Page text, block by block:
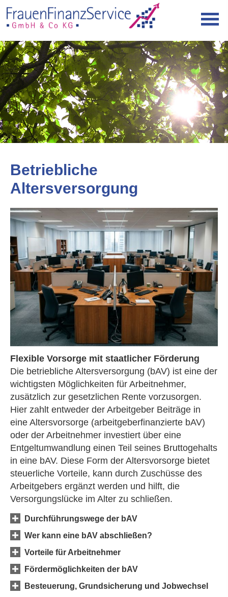
Betriebliche
Altersversorgung
Flexible Vorsorge mit staatlicher Förderung
Die betriebliche Altersversorgung (bAV) ist eine der
wichtigsten Möglichkeiten für Arbeitnehmer,
zusätzlich zur gesetzlichen Rente vorzusorgen.
Hier zahlt entweder der Arbeitgeber Beiträge in
eine Alters­vorsorge (arbeitgeberfinanzierte bAV)
oder der Arbeitnehmer investiert über eine
Entgeltumwandlung einen Teil seines Bruttogehalts
in eine bAV. Diese Form der Alters­vorsorge bietet
steuerliche Vorteile, kann durch Zuschüsse des
Arbeitgebers ergänzt werden und hilft, die
Versorgungslücke im Alter zu schließen.
Durchführungswege der bAV
Wer kann eine bAV abschließen?
Vorteile für Arbeitnehmer
Fördermöglichkeiten der bAV
Besteuerung, Grundsicherung und Jobwechsel